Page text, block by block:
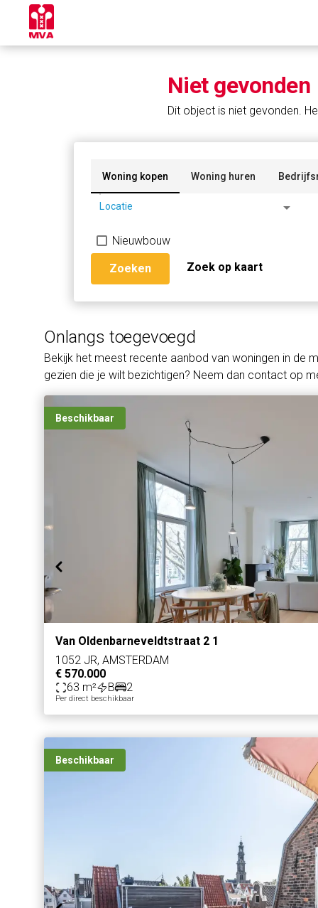
Niet gevonden
Dit object is niet gevonden.
Woning kopen Woning huren
Locatie arrow_drop_down
Nieuwbouw
Zoeken Zoek op kaart
Onlangs toegevoegd
Bekijk het meest recente aanbod van woningen in de
gezien die je wilt bezichtigen? Neem dan contact op
Beschikbaar
Van Oldenbarneveldtstraat 2 1
1052 JR, AMSTERDAM
€ 570.000
63 m²
B 2
Per direct beschikbaar
Beschikbaar